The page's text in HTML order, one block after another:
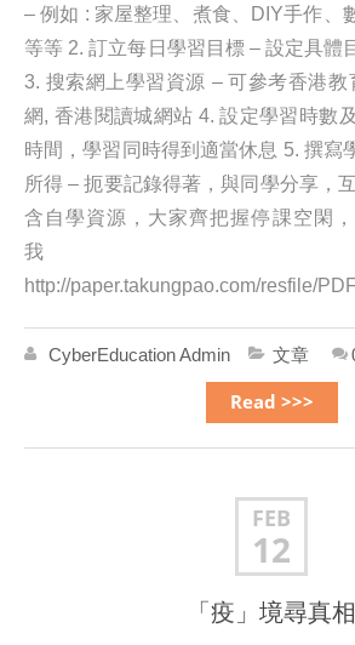
– 例如 : 家屋整理、煮食、DIY手作、
等等 2. 訂立每日學習目標 – 設定具體
3. 搜索網上學習資源 – 可參考香港教
網, 香港閱讀城網站 4. 設定學習時數
時間，學習同時得到適當休息 5. 撰寫
所得 – 扼要記錄得著，與同學分享，
含自學資源，大家齊把握停課空閑
我
http://paper.takungpao.com/resfile/
CyberEducation Admin 文章
Read >>>
FEB
12
「疫」境尋真相